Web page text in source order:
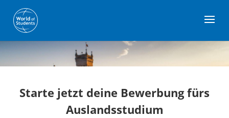
Starte jetzt deine Bewerbung fürs
Auslandsstudium